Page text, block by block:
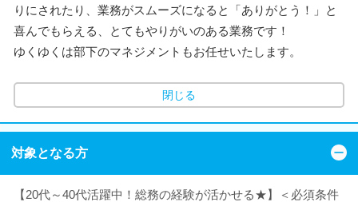
りにされたり、業務がスムーズになると「ありがとう！」と
喜んでもらえる、とてもやりがいのある業務です！
ゆくゆくは部下のマネジメントもお任せいたします。
閉じる
対象となる方
【20代～40代活躍中！総務の経験が活かせる★】＜必須条件